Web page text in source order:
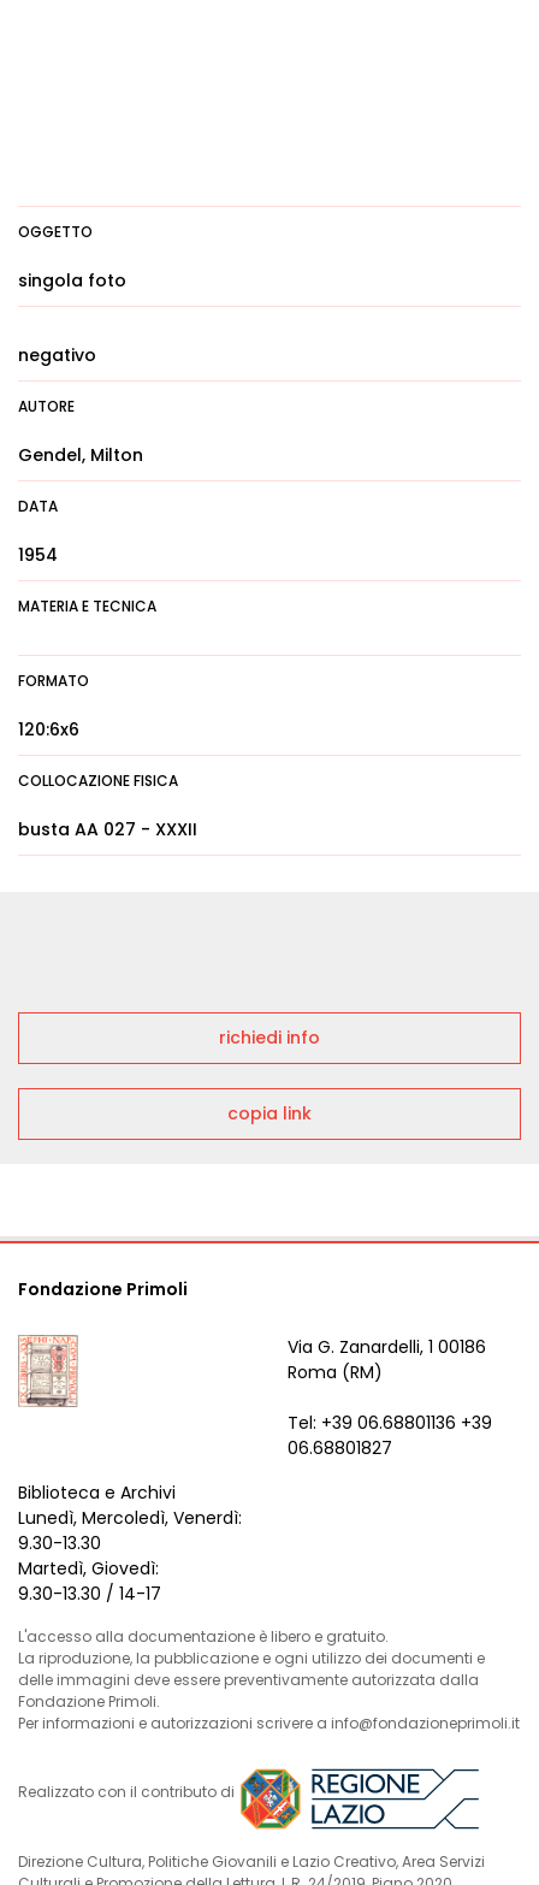
OGGETTO
singola foto
negativo
AUTORE
Gendel, Milton
DATA
1954
MATERIA E TECNICA
FORMATO
120:6x6
COLLOCAZIONE FISICA
busta AA 027 - XXXII
richiedi info
copia link
Fondazione Primoli
Via G. Zanardelli, 1 00186
Roma (RM)
Tel: +39 06.68801136 +39
06.68801827
Biblioteca e Archivi
Lunedì, Mercoledì, Venerdì:
9.30-13.30
Martedì, Giovedì:
9.30-13.30 / 14-17
L'accesso alla documentazione è libero e gratuito.
La riproduzione, la pubblicazione e ogni utilizzo dei documenti e
delle immagini deve essere preventivamente autorizzata dalla
Fondazione Primoli.
Per informazioni e autorizzazioni scrivere a info@fondazioneprimoli.it
Realizzato con il contributo di
Direzione Cultura, Politiche Giovanili e Lazio Creativo, Area Servizi